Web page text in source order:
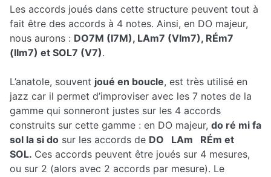
Les accords joués dans cette structure peuvent tout à
fait être des accords à 4 notes. Ainsi, en DO majeur,
nous aurons : DO7M (I7M), LAm7 (VIm7), RÉm7
(IIm7) et SOL7 (V7).
L’anatole, souvent joué en boucle, est très utilisé en
jazz car il permet d’improviser avec les 7 notes de la
gamme qui sonneront justes sur les 4 accords
construits sur cette gamme : en DO majeur, do ré mi fa
sol la si do sur les accords de DO LAm RÉm et
SOL. Ces accords peuvent être joués sur 4 mesures,
ou sur 2 (alors avec 2 accords par mesure). Le